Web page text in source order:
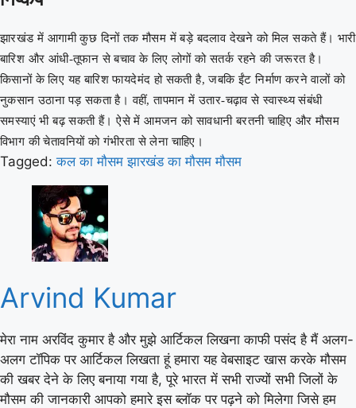
झारखंड में आगामी कुछ दिनों तक मौसम में बड़े बदलाव देखने को मिल सकते हैं। भारी
बारिश और आंधी-तूफान से बचाव के लिए लोगों को सतर्क रहने की जरूरत है।
किसानों के लिए यह बारिश फायदेमंद हो सकती है, जबकि ईंट निर्माण करने वालों को
नुकसान उठाना पड़ सकता है। वहीं, तापमान में उतार-चढ़ाव से स्वास्थ्य संबंधी
समस्याएं भी बढ़ सकती हैं। ऐसे में आमजन को सावधानी बरतनी चाहिए और मौसम
विभाग की चेतावनियों को गंभीरता से लेना चाहिए।
Tagged:कल का मौसम झारखंड का मौसम मौसम
Arvind Kumar
मेरा नाम अरविंद कुमार है और मुझे आर्टिकल लिखना काफी पसंद है मैं अलग-
अलग टॉपिक पर आर्टिकल लिखता हूं हमारा यह वेबसाइट खास करके मौसम
की खबर देने के लिए बनाया गया है, पूरे भारत में सभी राज्यों सभी जिलों के
मौसम की जानकारी आपको हमारे इस ब्लॉक पर पढ़ने को मिलेगा जिसे हम